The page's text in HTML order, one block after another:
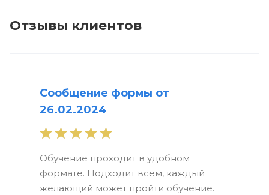
Отзывы клиентов
Сообщение формы от
26.02.2024
Обучение проходит в удобном
формате. Подходит всем, каждый
желающий может пройти обучение.